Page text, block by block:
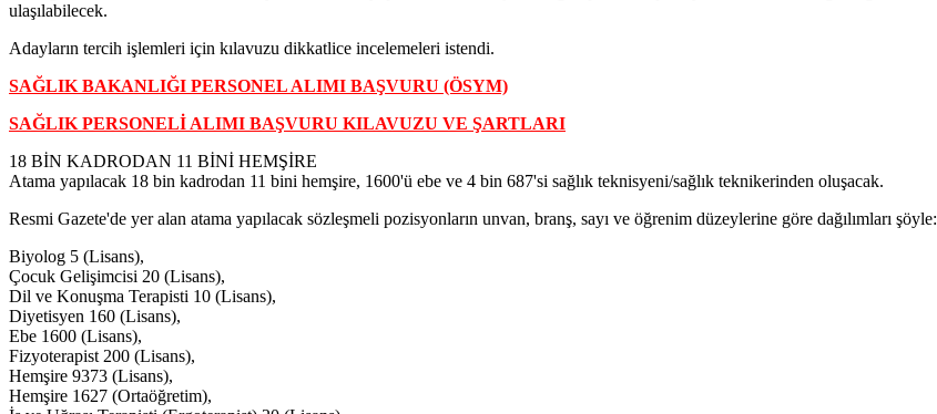
ulaşılabilecek.
Adayların tercih işlemleri için kılavuzu dikkatlice incelemeleri istendi.
SAĞLIK BAKANLIĞI PERSONEL ALIMI BAŞVURU (ÖSYM)
SAĞLIK PERSONELİ ALIMI BAŞVURU KILAVUZU VE ŞARTLARI
18 BİN KADRODAN 11 BİNİ HEMŞİRE
Atama yapılacak 18 bin kadrodan 11 bini hemşire, 1600'ü ebe ve 4 bin 687'si sağlık teknisyeni/sağlık teknikerinden oluşacak.
Resmi Gazete'de yer alan atama yapılacak sözleşmeli pozisyonların unvan, branş, sayı ve öğrenim düzeylerine göre dağılımları şöyle:
Biyolog 5 (Lisans),
Çocuk Gelişimcisi 20 (Lisans),
Dil ve Konuşma Terapisti 10 (Lisans),
Diyetisyen 160 (Lisans),
Ebe 1600 (Lisans),
Fizyoterapist 200 (Lisans),
Hemşire 9373 (Lisans),
Hemşire 1627 (Ortaöğretim),